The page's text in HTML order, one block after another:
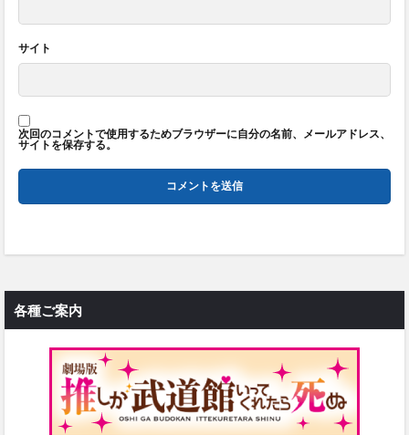
サイト
次回のコメントで使用するためブラウザーに自分の名前、メールアドレス、
サイトを保存する。
各種ご案内